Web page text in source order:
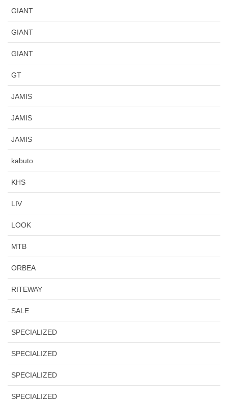
GIANT
GIANT
GIANT
GT
JAMIS
JAMIS
JAMIS
kabuto
KHS
LIV
LOOK
MTB
ORBEA
RITEWAY
SALE
SPECIALIZED
SPECIALIZED
SPECIALIZED
SPECIALIZED